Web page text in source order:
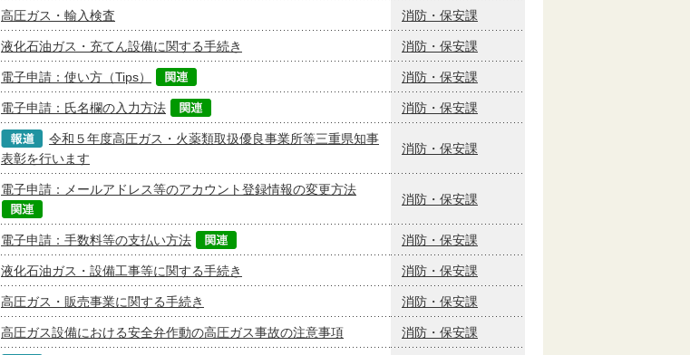
高圧ガス・輸入検査 消防・保安課
液化石油ガス・充てん設備に関する手続き 消防・保安課
電子申請：使い方（Tips） 消防・保安課
電子申請：氏名欄の入力方法 消防・保安課
令和５年度高圧ガス・火薬類取扱優良事業所等三重県知事
表彰を行います
消防・保安課
電子申請：メールアドレス等のアカウント登録情報の変更方法
消防・保安課
電子申請：手数料等の支払い方法 消防・保安課
液化石油ガス・設備工事等に関する手続き 消防・保安課
高圧ガス・販売事業に関する手続き 消防・保安課
高圧ガス設備における安全弁作動の高圧ガス事故の注意事項 消防・保安課